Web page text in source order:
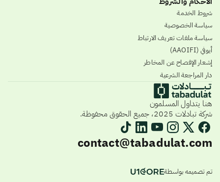
شروط الخدمة
سياسة الخصوصية
سياسة ملفات تعريف الارتباط
أيوفي (AAOIFI)
إشعار الإفصاح عن المخاطر
دار المراجعة الشرعية
هنا يتداول المسلمون
شركة تبادلات 2025، جميع الحقوق محفوظة.
contact@tabadulat.com
تم تصميمه بواسطة